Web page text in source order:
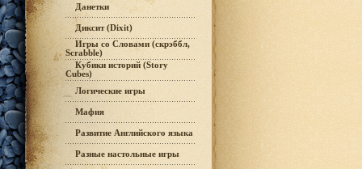
Данетки
Диксит (Dixit)
Игры со Словами (скрэббл,
Scrabble)
Кубики историй (Story
Cubes)
Логические игры
Мафия
Развитие Английского языка
Разные настольные игры